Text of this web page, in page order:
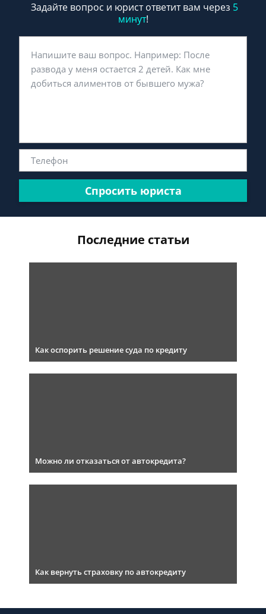
Задайте вопрос и юрист ответит вам через 5
минут!
Спросить юриста
Последние статьи
Как оспорить решение суда по кредиту
Можно ли отказаться от автокредита?
Как вернуть страховку по автокредиту